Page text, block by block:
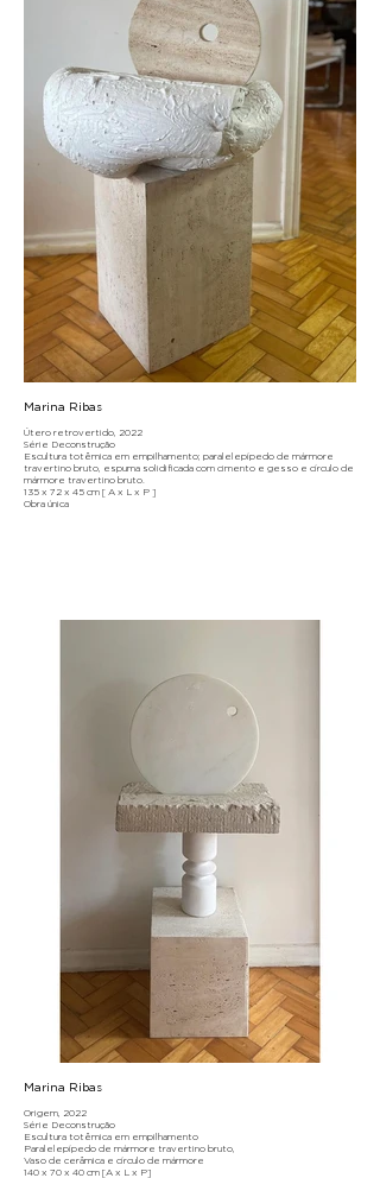
Marina Ribas
Útero retrovertido, 2022
Série Deconstrução
Escultura totêmica em empilhamento; paralelepípedo de mármore
travertino bruto, espuma solidificada com cimento e gesso e círculo de
mármore travertino bruto.
135 x 72 x 45 cm [ A x L x P ]
Obra única
Marina Ribas
Origem, 2022
Série Deconstrução
Escultura totêmica em empilhamento
Paralelepípedo de mármore travertino bruto,
Vaso de cerâmica e círculo de mármore
140 x 70 x 40 cm [A x L x P]